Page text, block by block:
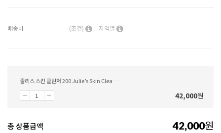
배송비 (조건) 지역별
줄리스 스킨 클린저 200 Julie’s Skin Cleanser : 200ml
42,000원
총 상품금액 42,000원